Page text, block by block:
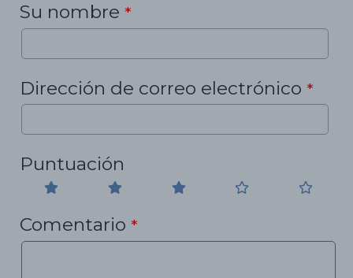
Su nombre *
Dirección de correo electrónico *
Puntuación
Comentario *